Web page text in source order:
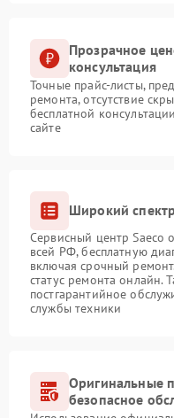
Прозрачное
консультация
Точные прайс-листы,
ремонта, отсутствие
бесплатной
сайте
Широкий
Сервисный центр Saeco
всей РФ, бесплатную
включая срочный
статус ремонта онлайн.
постгарантийное
службы техники
Оригинальные
безопасное